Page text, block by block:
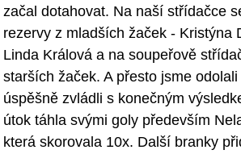
začal dotahovat. Na našístřídačce
rezervy z mladších žaček - Kristýna
Linda Králová a na soupeřově
starších žaček. A přesto jsme
úspěšně zvládli s konečným
útok táhla svými goly především
která skorovala 10x. Další branky